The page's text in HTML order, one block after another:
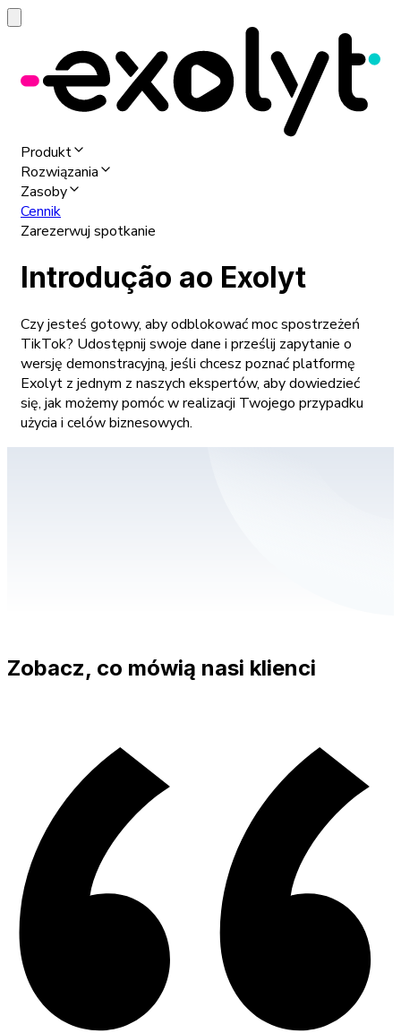
Produkt
Rozwiązania
Zasoby
Cennik
Zarezerwuj spotkanie
Introdução ao Exolyt
Czy jesteś gotowy, aby odblokować moc spostrzeżeń
TikTok? Udostępnij swoje dane i prześlij zapytanie o
wersję demonstracyjną, jeśli chcesz poznać platformę
Exolyt z jednym z naszych ekspertów, aby dowiedzieć
się, jak możemy pomóc w realizacji Twojego przypadku
użycia i celów biznesowych.
Zobacz, co mówią nasi klienci